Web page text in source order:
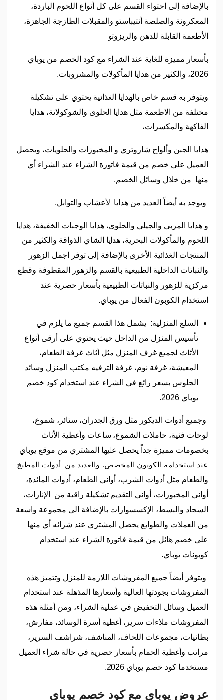
بالإضافة إلى احتواء القسم على كل أنواع اللحوم الباردة،
المعكرونة والصلصة أنتيباستو والمقبلات الطازجة الجاهزة،
الأطعمة القابلة للدهن والريزوتو
بأسعار مميزة للغاية عند الشراء مع كود الخصم من يوباي
2026، والكثير من هدايا المأكولات والمشروبات.
ويتوفر به قسم خاص بالهدايا الغذائية يحتوي على تشكيلة
مختلفة من الاطعمة مثل هدايا الحلوى والشوكولاتة، هدايا
الفاكهة والمكسرات،
هدايا الجبن وألواح شاروتري و المخبوزات والحلويات، ويحصل
العميل على خصم من قيمة فاتورة الشراء عند الشراء أي
منها من خلال وسائل الخصم.
ويوجد به أيضاً العديد من هدايا الأعشاب والتوابل.
و هدايا المربى والجيلي والحلوى، هدايا الوجبات الخفيفة، هدايا
اللحوم والمأكولات البحرية، هدايا الشاي الذواقة والكثير من
المنتجات الغذائية الأخرى بالإضافة إلى توفر اجمل الزهور
والنباتات الداخلية الطبيعية بالقسم والزهور المقطوفة وقطع
مركزية للزهور والنباتات الطبيعية بأسعار حصرية عند
استخدام الكوبون الفعال من يوباي.
السلع المنزلية: يشمل هذا القسم جميع ما يلزم في
تأسيس المنزل من الداخل حيث يحتوي على أرقى أنواع
الأثاث لجميع غرف المنزل مثل أثاث غرفة الطعام،
المعيشة، غرفة نوم، غرفة الترفيه مكتب المنزل وسائد
الجلوس بسعر رائع في الشراء عند استخدام كود خصم
يوباي 2026.
وجميع أدوات الديكور مثل ورق الجدران، ستائر، شموع،
لوحات فنية، حاملات الشموع، ساعات وأغطية الأثاث
بخصومات مميزة جداً يحصل عليها المشتري من موقع يوباي
عند استخدامه الكوبون المخصص، والعديد من أدوات المطبخ
والطعام مثل أدوات الشرب، أواني الطعام، أدوات المائدة،
أواني المخبوزات، أواني التقديم تشكيلة راقية من الإنارات،
السجاد والبسط، الإكسسوارات بالإضافة الى مجموعة واسعة
من العملات والطوابع يحصل المشتري عند شرائه أي منها
على خصم هائل من قيمة فاتورة الشراء عند استخدام
كوبونات يوباي.
ويتوفر أيضاً جميع المفروشات اللازمة للمنزل وتتميز هذه
المفروشات بجودتها العالية وأسعارها المذهلة عند استخدام
العميل وسائل التخفيض في عملية الشراء، ومن أمثلة هذه
المفروشات ملاءات سرير، أغطية أسرة الوسائد، مفارش،
بطانيات، مجموعات اللحاف، المناشف، شراشف السرير،
مراتب وأغطية الحمام بأسعار حصرية في حالة شراء العميل
مستخدما كود خصم يوباي 2026.
عروض يوباي مع كود خصم يوباي